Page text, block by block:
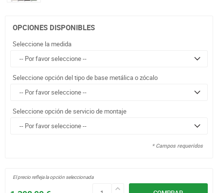
OPCIONES DISPONIBLES
Seleccione la medida
Seleccione opción del tipo de base metálica o zócalo
Seleccione opción de servicio de montaje
* Campos requeridos
El precio refleja la opción seleccionada